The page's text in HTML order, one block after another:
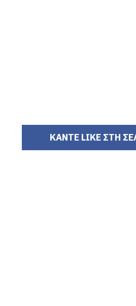
ΚΑΝΤΕ LIKE ΣΤΗ